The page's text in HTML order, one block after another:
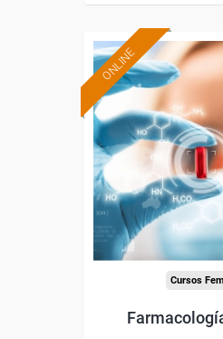
ONLINE
Formación
Para
trabajadores y
-
Cursos